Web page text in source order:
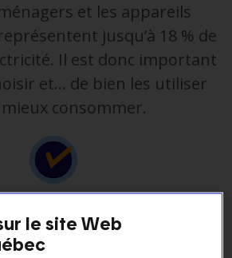
et les appareils
jusqu’à 18 % de
Il est donc important
et… de bien les utiliser
consommer.
et conseils pour l’achat de
le site Web